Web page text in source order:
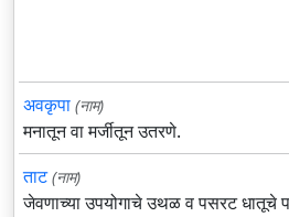
अवकृपा (नाम)
मनातून वा मर्जीतून उतरणे.
ताट (नाम)
जेवणाच्या उपयोगाचे उथळ व पसरट धातूचे